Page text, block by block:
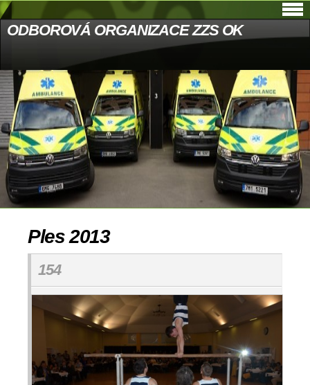
ODBOROVÁ ORGANIZACE ZZS OK
Ples 2013
154